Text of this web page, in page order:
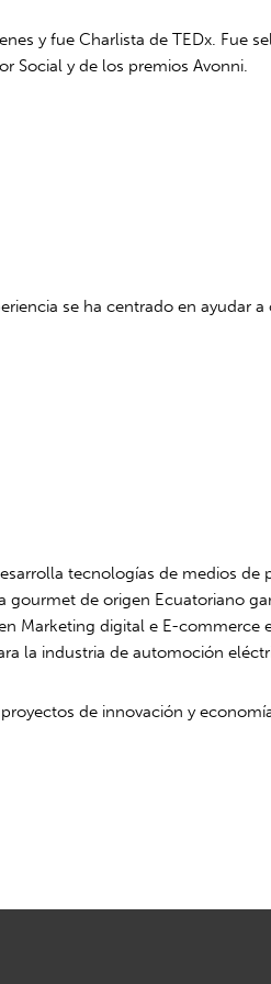
y fue Charlista de TEDx. Fue
Social y de los premios Avonni.
se ha centrado en ayudar
tecnologías de medios de
de origen Ecuatoriano
Marketing digital e E-commerce
la industria de automoción
de innovación y